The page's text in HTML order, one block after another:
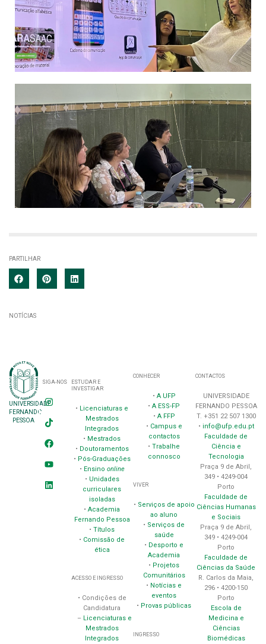
PARTILHAR
NOTÍCIAS
UNIVERSIDADE
FERNANDO
PESSOA
SIGA-NOS
ESTUDAR E
INVESTIGAR
• Licenciaturas e
Mestrados
Integrados
• Mestrados
• Doutoramentos
• Pós-Graduações
• Ensino online
• Unidades
curriculares
isoladas
•Academia
Fernando Pessoa
•Títulos
• Comissão de
ética
ACESSO E INGRESSO
• Condições de
Candidatura
– Licenciaturas e
Mestrados
Integrados
CONHECER
• A UFP
•A ESS-FP
• A FFP
• Campus e
contactos
•Trabalhe
connosco
VIVER
• Serviços de apoio
ao aluno
• Serviços de
saúde
• Desporto e
Academia
• Projetos
Comunitários
• Notícias e
eventos
• Provas públicas
INGRESSO
CONTACTOS
UNIVERSIDADE
FERNANDO PESSOA
T. +351 22 507 1300
• info@ufp.edu.pt
Faculdade de
Ciência e
Tecnologia
Praça 9 de Abril,
349 • 4249-004
Porto
Faculdade de
Ciências Humanas
e Sociais
Praça 9 de Abril,
349 • 4249-004
Porto
Faculdade de
Ciências da Saúde
R. Carlos da Maia,
296 • 4200-150
Porto
Escola de
Medicina e
Ciências
Biomédicas